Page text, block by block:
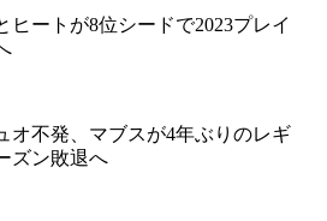
ヒートが8位シードで2023プレイ
オ不発、マブスが4年ぶりのレギ
ズン敗退へ